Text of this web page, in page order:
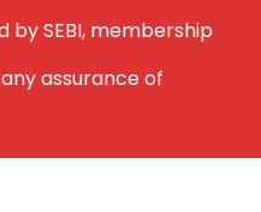
SEBI, membership
assurance of